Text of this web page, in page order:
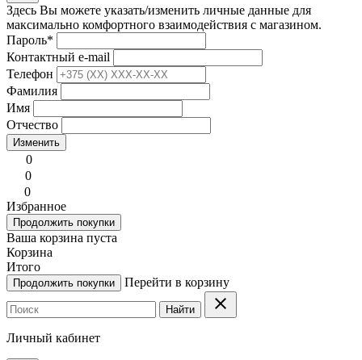
Здесь Вы можете указать/изменить личные данные для
максимально комфортного взаимодействия с магазином.
Пароль*
Контактный e-mail
Телефон
Фамилия
Имя
Отчество
Изменить
0
0
0
Избранное
Продолжить покупки
Ваша корзина пуста
Корзина
Итого
Продолжить покупки Перейти в корзину
Найти clear
Личный кабинет